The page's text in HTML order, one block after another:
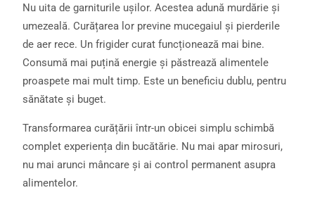
Nu uita de garniturile ușilor. Acestea adună murdărie și
umezeală. Curățarea lor previne mucegaiul și pierderile
de aer rece. Un frigider curat funcționează mai bine.
Consumă mai puțină energie și păstrează alimentele
proaspete mai mult timp. Este un beneficiu dublu, pentru
sănătate și buget.
Transformarea curățării într-un obicei simplu schimbă
complet experiența din bucătărie. Nu mai apar mirosuri,
nu mai arunci mâncare și ai control permanent asupra
alimentelor.